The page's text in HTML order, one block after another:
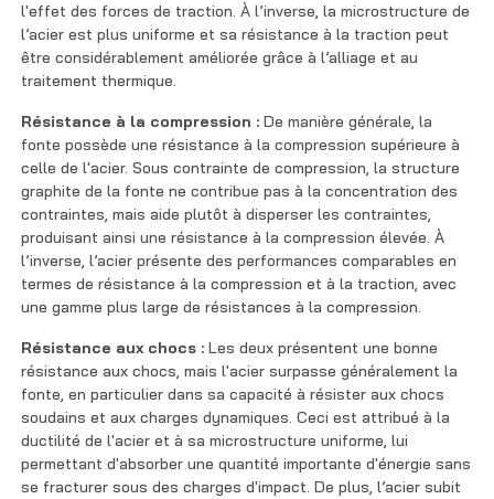
l'effet des forces de traction. À l’inverse, la microstructure de
l’acier est plus uniforme et sa résistance à la traction peut
être considérablement améliorée grâce à l’alliage et au
traitement thermique.
Résistance à la compression : De manière générale, la
fonte possède une résistance à la compression supérieure à
celle de l'acier. Sous contrainte de compression, la structure
graphite de la fonte ne contribue pas à la concentration des
contraintes, mais aide plutôt à disperser les contraintes,
produisant ainsi une résistance à la compression élevée. À
l’inverse, l’acier présente des performances comparables en
termes de résistance à la compression et à la traction, avec
une gamme plus large de résistances à la compression.
Résistance aux chocs :Les deux présentent une bonne
résistance aux chocs, mais l'acier surpasse généralement la
fonte, en particulier dans sa capacité à résister aux chocs
soudains et aux charges dynamiques. Ceci est attribué à la
ductilité de l'acier et à sa microstructure uniforme, lui
permettant d'absorber une quantité importante d'énergie sans
se fracturer sous des charges d'impact. De plus, l’acier subit